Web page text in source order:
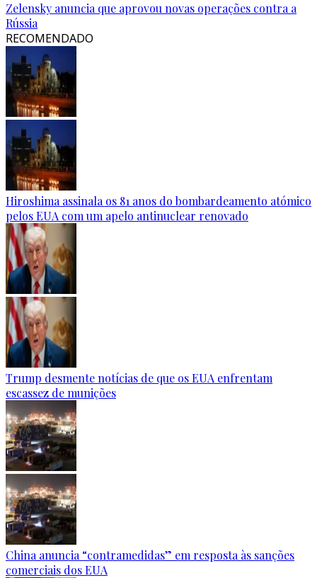
Zelensky anuncia que aprovou novas operações contra a
Rússia
RECOMENDADO
Hiroshima assinala os 81 anos do bombardeamento atómico
pelos EUA com um apelo antinuclear renovado
Trump desmente notícias de que os EUA enfrentam
escassez de munições
China anuncia “contramedidas” em resposta às sanções
comerciais dos EUA